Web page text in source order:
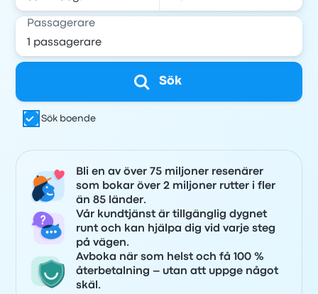
Passagerare
Sök
Sök boende
Bli en av över 75 miljoner resenärer
som bokar över 2 miljoner rutter i fler
än 85 länder.
Vår kundtjänst är tillgänglig dygnet
runt och kan hjälpa dig vid varje steg
på vägen.
Avboka när som helst och få 100 %
återbetalning – utan att uppge något
skäl.